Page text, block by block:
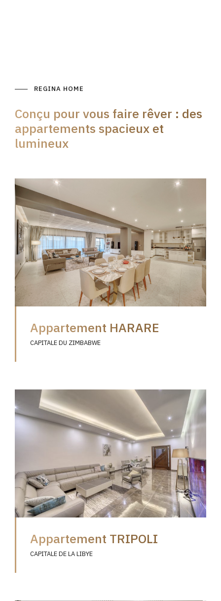
REGINA HOME
Conçu pour vous faire rêver : des
appartements spacieux et
lumineux
Appartement HARARE
CAPITALE DU ZIMBABWE
Appartement TRIPOLI
CAPITALE DE LA LIBYE